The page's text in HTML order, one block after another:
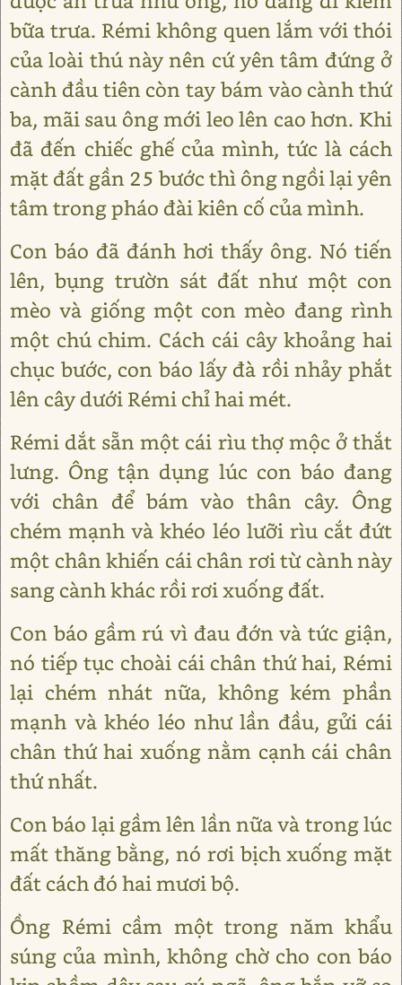
bữa trưa. Rémi không quen lắm với thói
của loài thú này nên cứ yên tâm đứng ở
cành đầu tiên còn tay bám vào cành thứ
ba, mãi sau ông mới leo lên cao hơn. Khi
đã đến chiếc ghế của mình, tức là cách
mặt đất gần 25 bước thì ông ngồi lại yên
tâm trong pháo đài kiên cố của mình.
Con báo đã đánh hơi thấy ông. Nó tiến
lên, bụng trườn sát đất như một con
mèo và giống một con mèo đang rình
một chú chim. Cách cái cây khoảng hai
chục bước, con báo lấy đà rồi nhảy phắt
lên cây dưới Rémi chỉ hai mét.
Rémi dắt sẵn một cái rìu thợ mộc ở thắt
lưng. Ông tận dụng lúc con báo đang
với chân để bám vào thân cây. Ông
chém mạnh và khéo léo lưỡi rìu cắt đứt
một chân khiến cái chân rơi từ cành này
sang cành khác rồi rơi xuống đất.
Con báo gầm rú vì đau đớn và tức giận,
nó tiếp tục choài cái chân thứ hai, Rémi
lại chém nhát nữa, không kém phần
mạnh và khéo léo như lần đầu, gửi cái
chân thứ hai xuống nằm cạnh cái chân
thứ nhất.
Con báo lại gầm lên lần nữa và trong lúc
mất thăng bằng, nó rơi bịch xuống mặt
đất cách đó hai mươi bộ.
Ồng Rémi cầm một trong năm khẩu
súng của mình, không chờ cho con báo